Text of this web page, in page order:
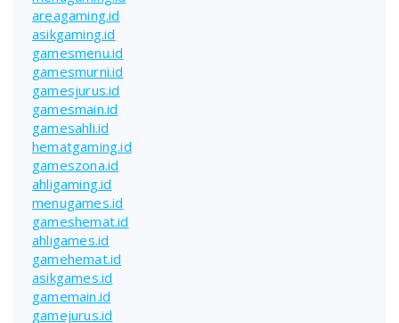
areagaming.id
asikgaming.id
gamesmenu.id
gamesmurni.id
gamesjurus.id
gamesmain.id
gamesahli.id
hematgaming.id
gameszona.id
ahligaming.id
menugames.id
gameshemat.id
ahligames.id
gamehemat.id
asikgames.id
gamemain.id
gamejurus.id